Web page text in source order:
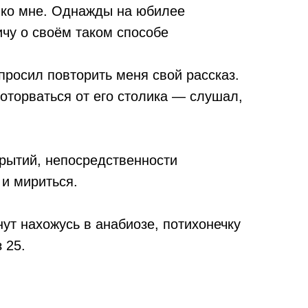
ко мне. Однажды на юбилее
о своём таком способе
повторить меня свой рассказ.
от его столика — слушал,
непосредственности
мириться.
нахожусь в анабиозе, потихонечку
25.